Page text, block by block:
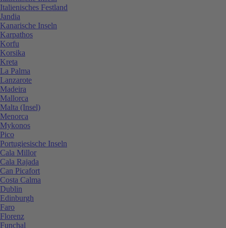
Italienisches Festland
Jandia
Kanarische Inseln
Karpathos
Korfu
Korsika
Kreta
La Palma
Lanzarote
Madeira
Mallorca
Malta (Insel)
Menorca
Mykonos
Pico
Portugiesische Inseln
Cala Millor
Cala Rajada
Can Picafort
Costa Calma
Dublin
Edinburgh
Faro
Florenz
Funchal